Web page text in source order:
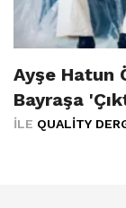
Ayşe Hatun
Bayraşa
İLE QUALITY